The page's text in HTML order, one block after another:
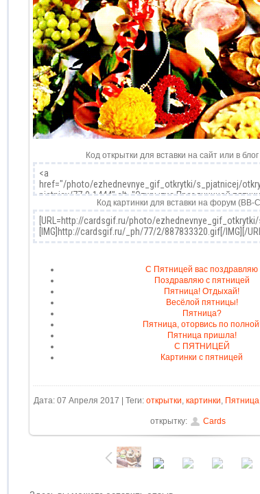
Код открытки для вставки на сайт или в
Код картинки для вставки на форум (BB-
С Пятницей вас поздравляю
Поздравляю с пятницей
Пятница! Отдыхай!
Весёлой пятницы!
Пятница?
Пятница, оторвись по
Пятница пришла!
С ПЯТНИЦЕЙ
Картинки с пятницей
Дата: 07 Апреля 2017 | Теги: открытки, картинки, Пятница
открытку: Cards